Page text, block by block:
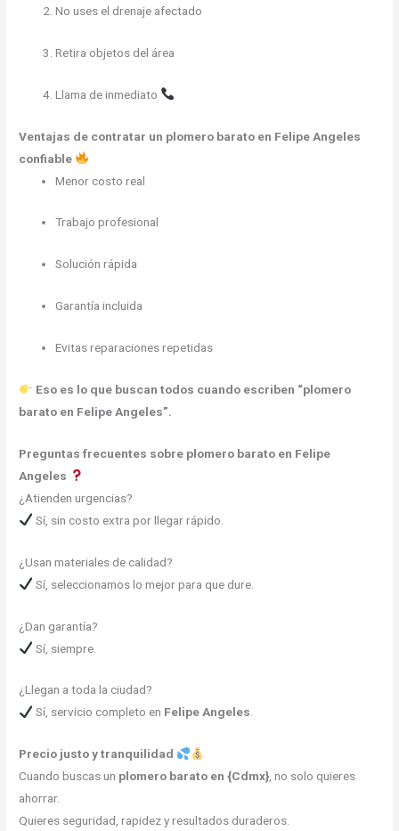
No uses el drenaje afectado
Retira objetos del área
Llama de inmediato
Ventajas de contratar un plomero barato en Felipe Angeles
confiable
Menor costo real
Trabajo profesional
Solución rápida
Garantía incluida
Evitas reparaciones repetidas
Eso es lo que buscan todos cuando escriben “plomero
barato en Felipe Angeles”.
Preguntas frecuentes sobre plomero barato en Felipe
Angeles
¿Atienden urgencias?
Sí, sin costo extra por llegar rápido.
¿Usan materiales de calidad?
Sí, seleccionamos lo mejor para que dure.
¿Dan garantía?
Sí, siempre.
¿Llegan a toda la ciudad?
Sí, servicio completo en Felipe Angeles.
Precio justo y tranquilidad
Cuando buscas un plomero barato en {Cdmx}, no solo quieres
ahorrar.
Quieres seguridad, rapidez y resultados duraderos.